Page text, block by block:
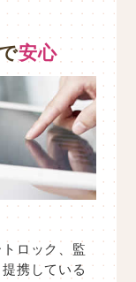
安心
ロック、監
携している